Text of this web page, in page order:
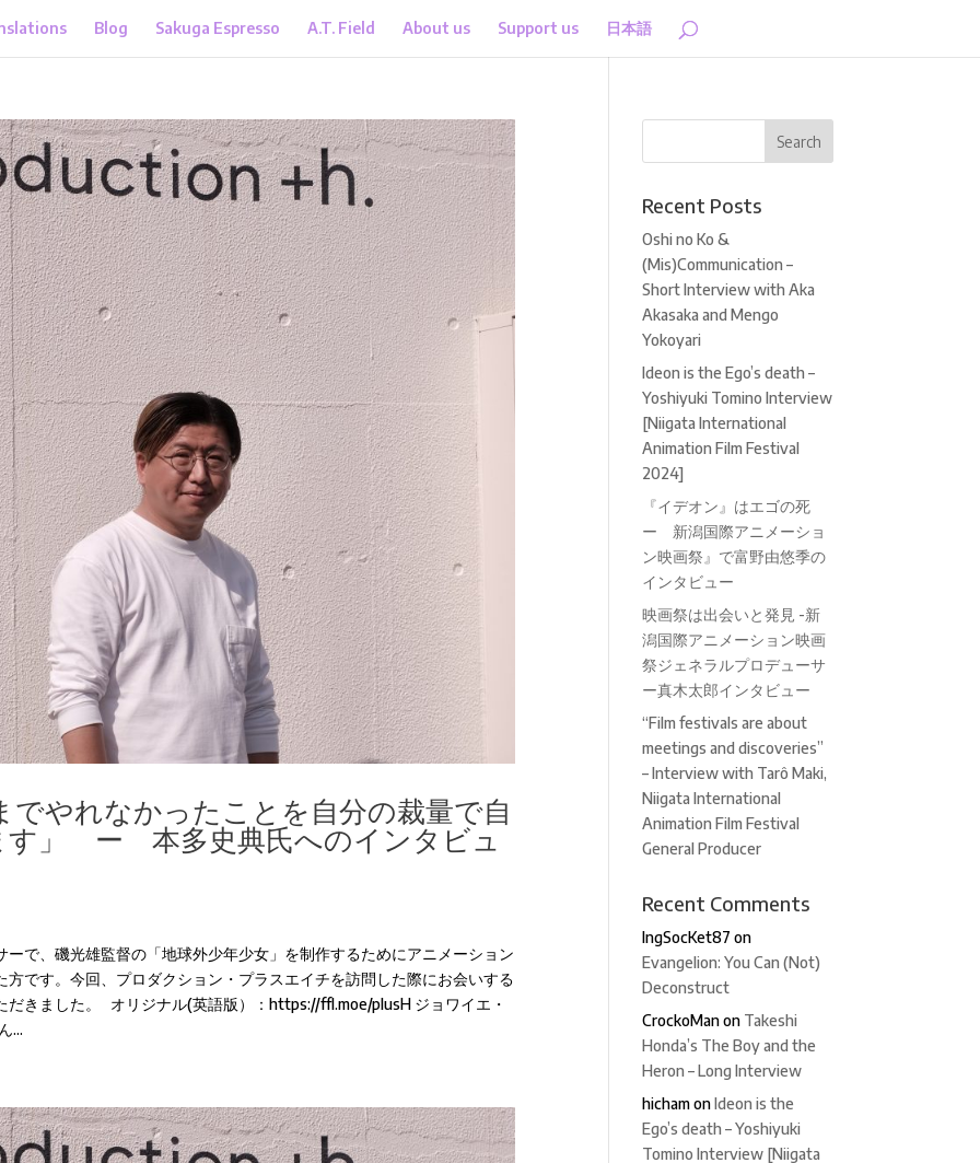
Blog Sakuga Espresso A.T. Field About us Support us 日本語
でやれなかったことを自分の裁量で自
す」 ー 本多史典氏へのインタビュ
で、磯光雄監督の「地球外少年少女」を制作するためにアニメーション
です。今回、プロダクション・プラスエイチを訪問した際にお会いする
だきました。 オリジナル(英語版）：https://ffl.moe/plusH ジョワイエ・
...
Recent Posts
Oshi no Ko &
(Mis)Communication –
Short Interview with Aka
Akasaka and Mengo
Yokoyari
Ideon is the Ego’s death –
Yoshiyuki Tomino Interview
[Niigata International
Animation Film Festival
2024]
『イデオン』はエゴの死
ー 新潟国際アニメーショ
ン映画祭』で富野由悠季の
インタビュー
映画祭は出会いと発見 -新
潟国際アニメーション映画
祭ジェネラルプロデューサ
ー真木太郎インタビュー
“Film festivals are about
meetings and discoveries”
– Interview with Tarô Maki,
Niigata International
Animation Film Festival
General Producer
Recent Comments
IngSocKet87 on
Evangelion: You Can (Not)
Deconstruct
CrockoManon Takeshi
Honda’s The Boy and the
Heron – Long Interview
hichamonIdeon is the
Ego’s death – Yoshiyuki
Tomino Interview [Niigata